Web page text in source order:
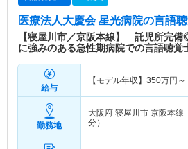
医療法人大慶会 星光病院の言語
【寝屋川市／京阪本線】 託児所完
に強みのある急性期病院での言語聴覚
給与
【モデル年収】 350万円～
勤務地
大阪府 寝屋川市 京阪本線
分）